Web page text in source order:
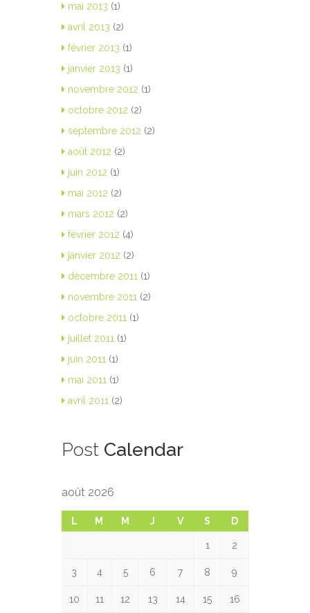
mai 2013 (1)
avril 2013 (2)
février 2013 (1)
janvier 2013 (1)
novembre 2012 (1)
octobre 2012 (2)
septembre 2012 (2)
août 2012 (2)
juin 2012 (1)
mai 2012 (2)
mars 2012 (2)
février 2012 (4)
janvier 2012 (2)
décembre 2011 (1)
novembre 2011 (2)
octobre 2011 (1)
juillet 2011 (1)
juin 2011 (1)
mai 2011 (1)
avril 2011 (2)
Post Calendar
août 2026
L M M J V S D
1 2
3 4 5 6 7 8 9
10 11 12 13 14 15 16